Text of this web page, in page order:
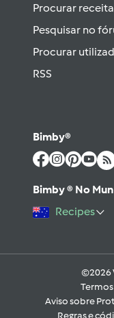
Procurar receita
Pesquisar no
Procurar
RSS
Bimby®
Bimby ® No
Recipes
©2026
Aviso sobre
Regras e